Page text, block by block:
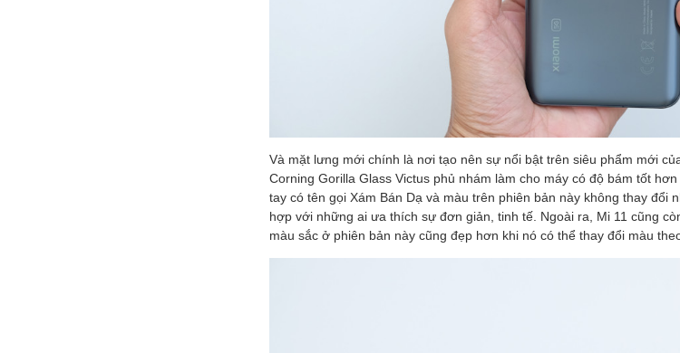
Và mặt lưng mới chính là nơi tạo nên sự nổi bật trên siêu phẩm mới
Corning Gorilla Glass Victus phủ nhám làm cho máy có độ bám tốt
tay có tên gọi Xám Bán Dạ và màu trên phiên bản này không thay đổi
hợp với những ai ưa thích sự đơn giản, tinh tế. Ngoài ra, Mi 11 cũng
màu sắc ở phiên bản này cũng đẹp hơn khi nó có thể thay đổi màu